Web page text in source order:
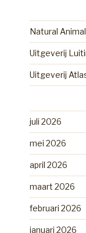
Natural
Uitgeverij
Uitgeverij
juli 2026
mei 2026
april 2026
maart 2026
februari 2026
januari 2026